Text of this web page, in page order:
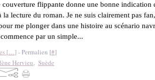
couverture flippante donne une bonne indication
la lecture du roman. Je ne suis clairement pas
me plonger dans une histoire au scénario
par un simple...
[…] - Permalien [#]
Hervieu, Suède